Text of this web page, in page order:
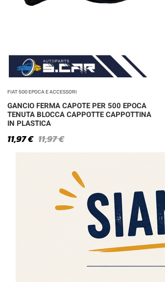
FIAT 500 EPOCA E ACCESSORI
GANCIO FERMA CAPOTE PER 500 EPOCA
TENUTA BLOCCA CAPPOTTE CAPPOTTINA
IN PLASTICA
11,97€
11,97€